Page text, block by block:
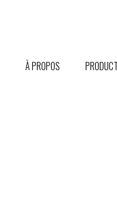
À PROPOS